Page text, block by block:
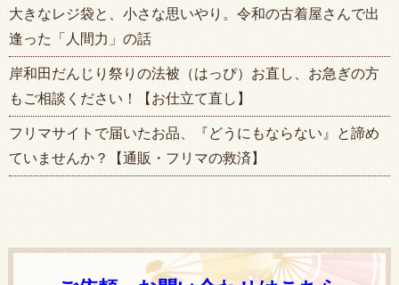
大きなレジ袋と、小さな思いやり。令和の古着屋さんで出
逢った「人間力」の話
岸和田だんじり祭りの法被（はっぴ）お直し、お急ぎの方
もご相談ください！【お仕立て直し】
フリマサイトで届いたお品、『どうにもならない』と諦め
ていませんか？【通販・フリマの救済】